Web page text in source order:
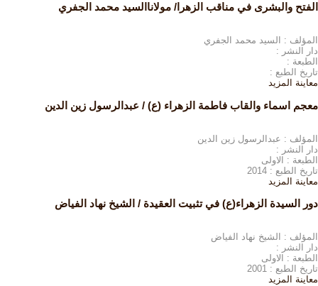
الفتح والبشرى في مناقب الزهرا/ مولاناالسيد محمد الجفري
المؤلف : السيد محمد الجفري
دار النشر :
الطبعة :
تاريخ الطبع :
معاينة المزيد
معجم اسماء والقاب فاطمة الزهراء (ع) / عبدالرسول زين الدين
المؤلف : عبدالرسول زين الدين
دار النشر :
الطبعة : الاولى
تاريخ الطبع : 2014
معاينة المزيد
دور السيدة الزهراء(ع) في تثبيت العقيدة / الشيخ نهاد الفياض
المؤلف : الشيخ نهاد الفياض
دار النشر :
الطبعة : الاولى
تاريخ الطبع : 2001
معاينة المزيد